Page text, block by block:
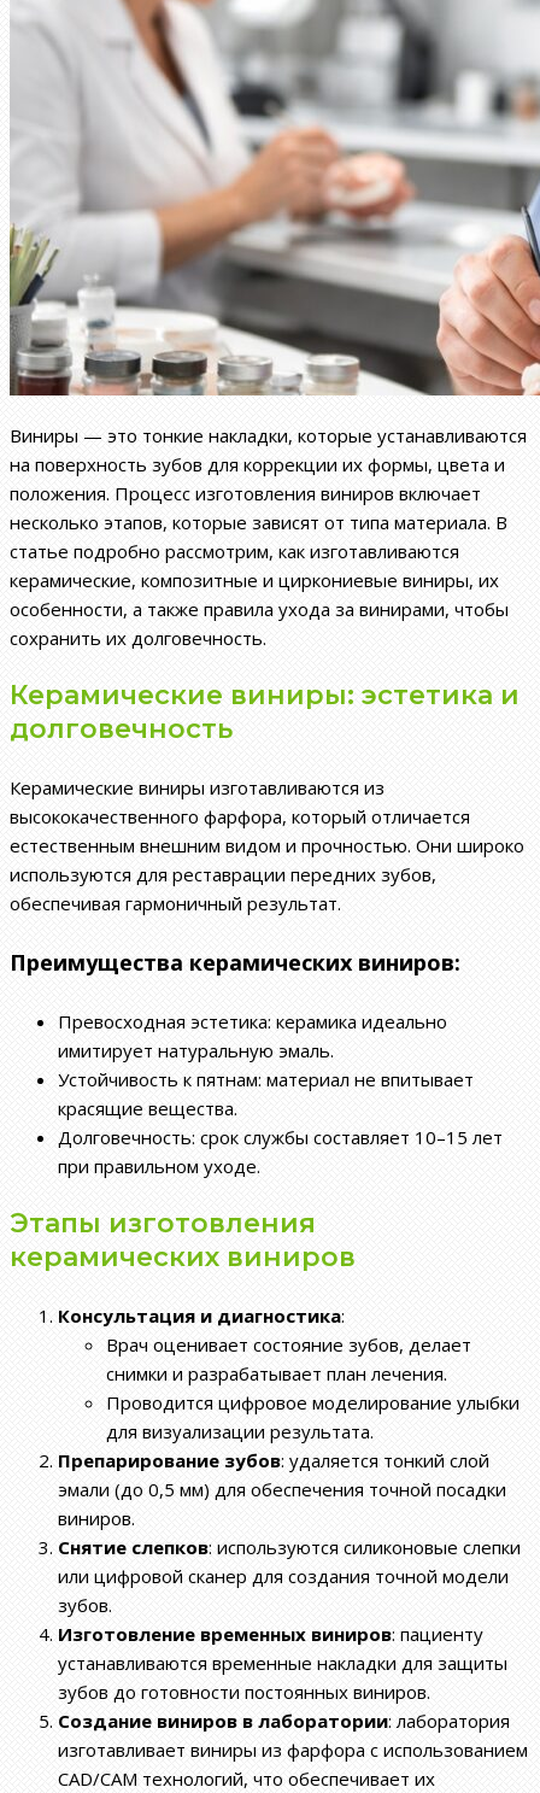
Виниры — это тонкие накладки, которые устанавливаются
на поверхность зубов для коррекции их формы, цвета и
положения. Процесс изготовления виниров включает
несколько этапов, которые зависят от типа материала. В
статье подробно рассмотрим, как изготавливаются
керамические, композитные и циркониевые виниры, их
особенности, а также правила ухода за винирами, чтобы
сохранить их долговечность.
Керамические виниры: эстетика и
долговечность
Керамические виниры изготавливаются из
высококачественного фарфора, который отличается
естественным внешним видом и прочностью. Они широко
используются для реставрации передних зубов,
обеспечивая гармоничный результат.
Преимущества керамических виниров:
Превосходная эстетика: керамика идеально
имитирует натуральную эмаль.
Устойчивость к пятнам: материал не впитывает
красящие вещества.
Долговечность: срок службы составляет 10–15 лет
при правильном уходе.
Этапы изготовления
керамических виниров
Консультация и диагностика:
Врач оценивает состояние зубов, делает
снимки и разрабатывает план лечения.
Проводится цифровое моделирование улыбки
для визуализации результата.
Препарирование зубов: удаляется тонкий слой
эмали (до 0,5 мм) для обеспечения точной посадки
виниров.
Снятие слепков: используются силиконовые слепки
или цифровой сканер для создания точной модели
зубов.
Изготовление временных виниров: пациенту
устанавливаются временные накладки для защиты
зубов до готовности постоянных виниров.
Создание виниров в лаборатории: лаборатория
изготавливает виниры из фарфора с использованием
CAD/CAM технологий, что обеспечивает их